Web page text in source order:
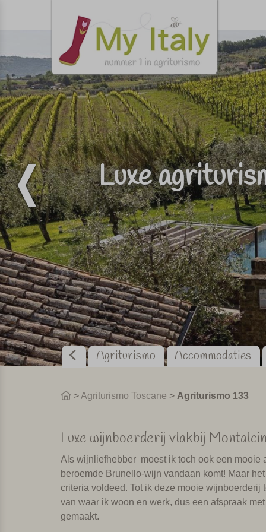
Luxe
Agriturismo
Accommodaties
>Agriturismo Toscane > Agriturismo 133
Luxe wijnboerderij vlakbij
Als wijnliefhebber moest ik toch ook een mooie
beroemde Brunello-wijn vandaan komt! Maar
criteria voldeed. Tot ik deze mooie
van waar ik woon en werk, dus een afspraak
gemaakt.